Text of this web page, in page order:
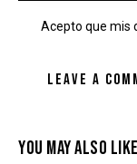
Acepto que mis
YOU MAY ALSO LIKE